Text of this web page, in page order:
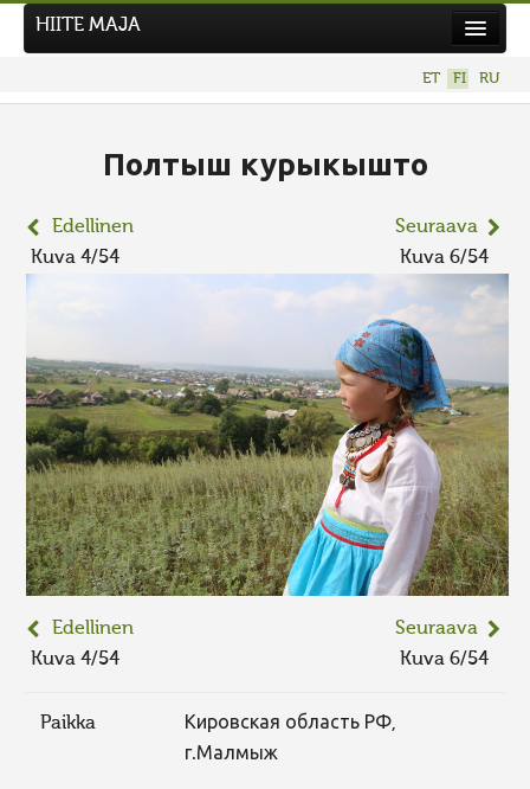
UUSI KUVAKILPAILU
AIEMMAT KILPAILUT
HIITE MAJA
ET FI RU
Полтыш курыкышто
Edellinen
Kuva 4/54
Seuraava
Kuva 6/54
Edellinen
Kuva 4/54
Seuraava
Kuva 6/54
Paikka
Кировская область РФ,
г.Малмыж